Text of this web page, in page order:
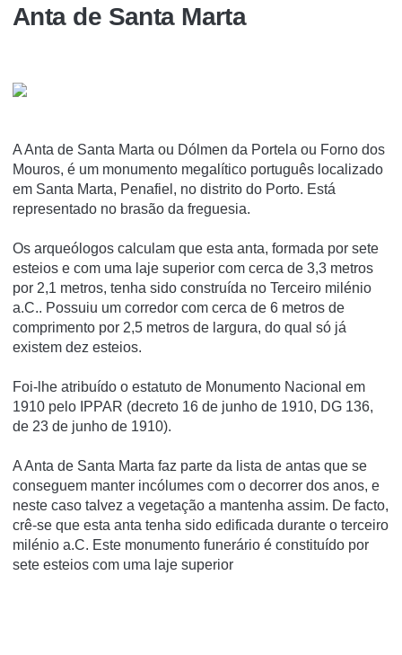
Anta de Santa Marta
A Anta de Santa Marta ou Dólmen da Portela ou Forno dos
Mouros, é um monumento megalí­tico português localizado
em Santa Marta, Penafiel, no distrito do Porto. Está
representado no brasão da freguesia.
Os arqueólogos calculam que esta anta, formada por sete
esteios e com uma laje superior com cerca de 3,3 metros
por 2,1 metros, tenha sido construí­da no Terceiro milénio
a.C.. Possuiu um corredor com cerca de 6 metros de
comprimento por 2,5 metros de largura, do qual só já
existem dez esteios.
Foi-lhe atribuí­do o estatuto de Monumento Nacional em
1910 pelo IPPAR (decreto 16 de junho de 1910, DG 136,
de 23 de junho de 1910).
A Anta de Santa Marta faz parte da lista de antas que se
conseguem manter incólumes com o decorrer dos anos, e
neste caso talvez a vegetação a mantenha assim. De facto,
crê-se que esta anta tenha sido edificada durante o terceiro
milénio a.C. Este monumento funerário é constituído por
sete esteios com uma laje superior